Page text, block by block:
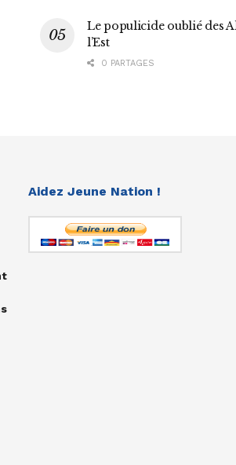
Le populicide oublié des
l’Est
0 PARTAGES
Aidez Jeune Nation !